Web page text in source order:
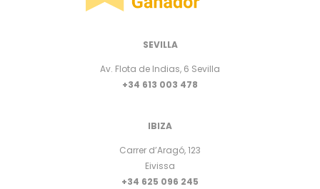
SEVILLA
Av. Flota de Indias, 6 Sevilla
+34 613 003 478
IBIZA
Carrer d’Aragó, 123
Eivissa
+34 625 096 245